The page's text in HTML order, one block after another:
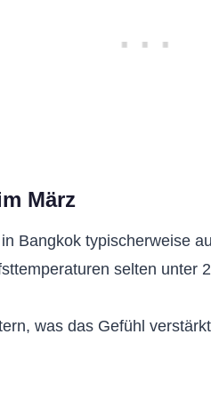
März
Bangkok typischerweise
selten unter
was das Gefühl